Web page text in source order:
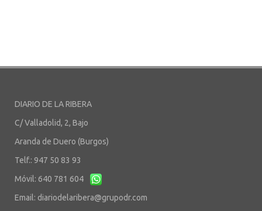
DIARIO DE LA RIBERA
C/ Valladolid, 2, Bajo
Aranda de Duero (Burgos)
Telf.: 947 50 83 93
Móvil: 640 781 604
Email: diariodelaribera@grupodr.com